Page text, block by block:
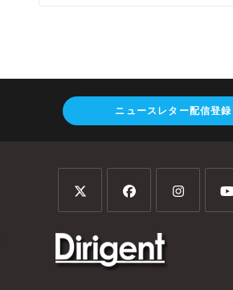
ニュースレター配信登録